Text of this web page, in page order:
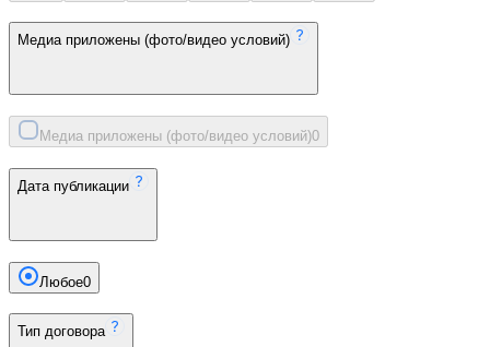
Медиа приложены (фото/видео условий)
Медиа приложены (фото/видео условий)0
Дата публикации
Любое0
Тип договора